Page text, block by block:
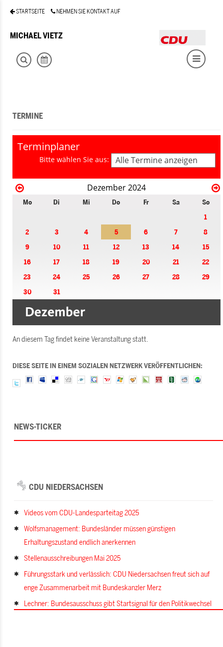
STARTSEITE NEHMEN SIE KONTAKT AUF
MICHAEL VIETZ
TERMINE
Terminplaner
Bitte wählen Sie aus: Alle Termine anzeigen
Dezember 2024
Mo Di Mi Do Fr Sa
So
1
2
3 4 5 6 7
8
9
10 11 12 13 14
15
16
17 18 19 20 21
22
23
24 25 26 27 28
29
30
31
An diesem Tag findet keine Veranstaltung statt.
DIESE SEITE IN EINEM SOZIALEN NETZWERK VERÖFFENTLICHEN:
NEWS-TICKER
CDU NIEDERSACHSEN
Videos vom CDU-Landesparteitag 2025
Wolfsmanagement: Bundesländer müssen günstigen
Erhaltungszustand endlich anerkennen
Stellenausschreibungen Mai 2025
Führungsstark und verlässlich: CDU Niedersachsen freut sich auf
enge Zusammenarbeit mit Bundeskanzler Merz
Lechner: Bundesausschuss gibt Startsignal für den Politikwechsel